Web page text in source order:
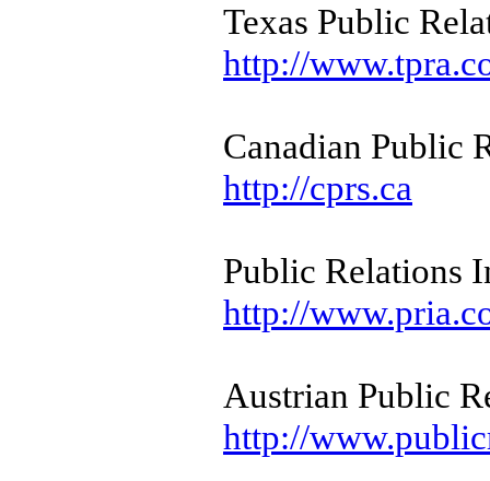
Texas Public
http://
Canadian Public
http://cprs.ca
Public Relations
http://
Austrian Public
http://